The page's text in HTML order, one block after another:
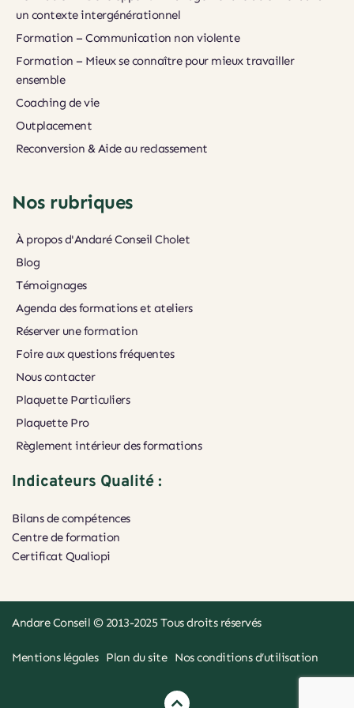
un contexte intergénérationnel
Formation – Communication non violente
Formation – Mieux se connaître pour mieux travailler
ensemble
Coaching de vie
Outplacement
Reconversion & Aide au reclassement
Nos rubriques
À propos d'Andaré Conseil Cholet
Blog
Témoignages
Agenda des formations et ateliers
Réserver une formation
Foire aux questions fréquentes
Nous contacter
Plaquette Particuliers
Plaquette Pro
Règlement intérieur des formations
Indicateurs Qualité :
Bilans de compétences
Centre de formation
Certificat Qualiopi
Andare Conseil © 2013-2025 Tous droits réservés
Mentions légales Plan du site Nos conditions d’utilisation